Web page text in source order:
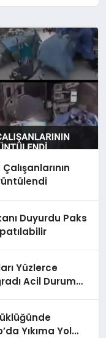
Duyurdu Paks
Yüzlerce
Acil Durum
Yıkıma Yol